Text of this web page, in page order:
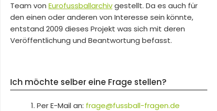
Team von Eurofussballarchivgestellt. Da es auch für
den einen oder anderen von Interesse sein könnte,
entstand 2009 dieses Projekt was sich mit deren
Veröffentlichung und Beantwortung befasst.
Ich möchte selber eine Frage stellen?
Per E-Mail an: frage@fussball-fragen.de